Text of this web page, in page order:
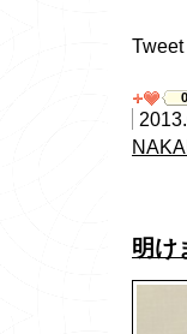
Tweet
0
明け